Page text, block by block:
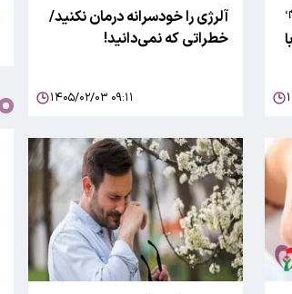
آلرژی را خودسرانه درمان نکنید/
خطراتی که نمی‌دانید!
۱۴۰۵/۰۲/۰۳ ۰۹:۱۱